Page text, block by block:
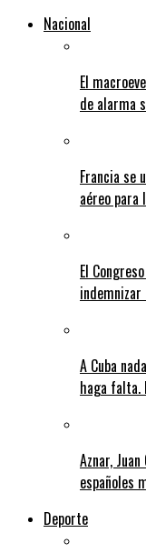
Nacional
El
de alarma
Francia se
aéreo para
El
A Cuba
haga falta.
Aznar,
españoles
Deporte